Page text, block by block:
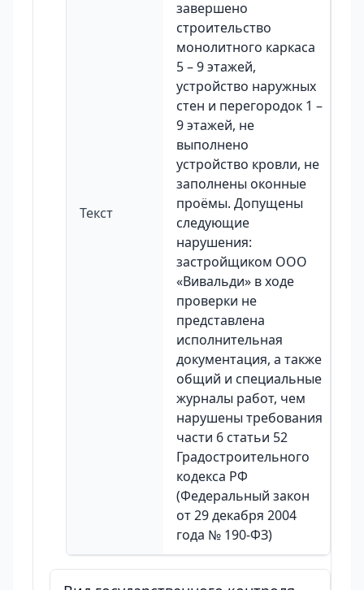
Текст
завершено
строительство
монолитного каркаса
5 – 9 этажей,
устройство наружных
стен и перегородок 1 –
9 этажей, не
выполнено
устройство кровли, не
заполнены оконные
проёмы. Допущены
следующие
нарушения:
застройщиком ООО
«Вивальди» в ходе
проверки не
представлена
исполнительная
документация, а также
общий и специальные
журналы работ, чем
нарушены требования
части 6 статьи 52
Градостроительного
кодекса РФ
(Федеральный закон
от 29 декабря 2004
года № 190-ФЗ)